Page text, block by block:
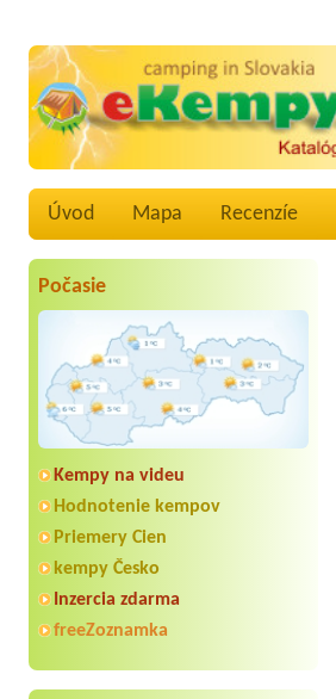
Úvod Mapa Recenzíe
Počasie
Kempy na videu
Hodnotenie kempov
Priemery Cien
kempy Česko
Inzercia zdarma
freeZoznamka